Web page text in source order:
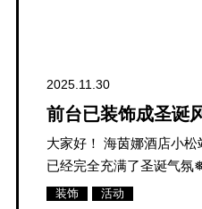
2025.11.30
前台已装饰成圣诞
大家好！ 海茵娜酒店小
已经完全充满了圣诞气
装饰 活动